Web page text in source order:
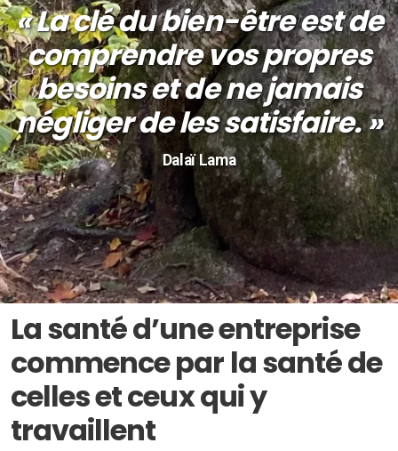
« La clé du bien-être est de
comprendre vos propres
besoins et de ne jamais
négliger de les satisfaire. »
Dalaï Lama
La santé d’une entreprise
commence par la santé de
celles et ceux qui y
travaillent